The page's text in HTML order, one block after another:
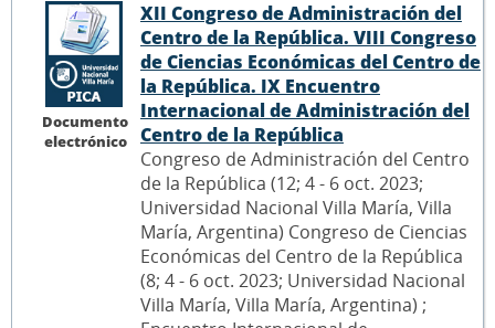
Documento
electrónico
XII Congreso de Administración del
Centro de la República. VIII Congreso
de Ciencias Económicas del Centro de
la República. IX Encuentro
Internacional de Administración del
Centro de la República
Congreso de Administración del Centro
de la República (12; 4 - 6 oct. 2023;
Universidad Nacional Villa María, Villa
María, Argentina) Congreso de Ciencias
Económicas del Centro de la República
(8; 4 - 6 oct. 2023; Universidad Nacional
Villa María, Villa María, Argentina) ;